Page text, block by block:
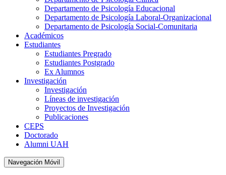
Departamento de Psicología Educacional
Departamento de Psicología Laboral-Organizacional
Departamento de Psicología Social-Comunitaria
Académicos
Estudiantes
Estudiantes Pregrado
Estudiantes Postgrado
Ex Alumnos
Investigación
Investigación
Líneas de investigación
Proyectos de Investigación
Publicaciones
CEPS
Doctorado
Alumni UAH
Navegación Móvil